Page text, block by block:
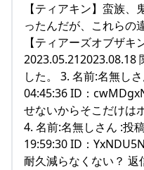
【ティアキン】蛮族
ったんだが、これらの
【ティアーズオブザキ
2023.05.212023.08.18
した。 3. 名前:名無し
04:45:36 ID：
せないからそこだけは
4. 名前:名無しさん :投
19:59:30 ID：
耐久減らなくない？ 返